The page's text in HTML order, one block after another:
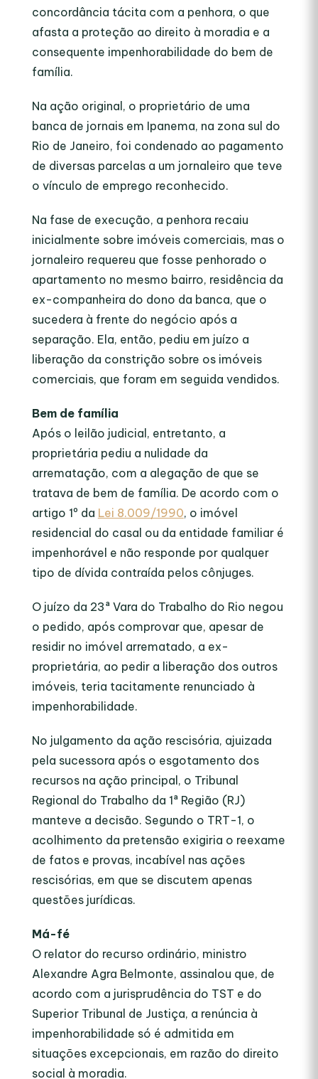
concordância tácita com a penhora, o que
afasta a proteção ao direito à moradia e a
consequente impenhorabilidade do bem de
família.
Na ação original, o proprietário de uma
banca de jornais em Ipanema, na zona sul do
Rio de Janeiro, foi condenado ao pagamento
de diversas parcelas a um jornaleiro que teve
o vínculo de emprego reconhecido.
Na fase de execução, a penhora recaiu
inicialmente sobre imóveis comerciais, mas o
jornaleiro requereu que fosse penhorado o
apartamento no mesmo bairro, residência da
ex-companheira do dono da banca, que o
sucedera à frente do negócio após a
separação. Ela, então, pediu em juízo a
liberação da constrição sobre os imóveis
comerciais, que foram em seguida vendidos.
Bem de família
Após o leilão judicial, entretanto, a
proprietária pediu a nulidade da
arrematação, com a alegação de que se
tratava de bem de família. De acordo com o
artigo 1º da Lei 8.009/1990, o imóvel
residencial do casal ou da entidade familiar é
impenhorável e não responde por qualquer
tipo de dívida contraída pelos cônjuges.
O juízo da 23ª Vara do Trabalho do Rio negou
o pedido, após comprovar que, apesar de
residir no imóvel arrematado, a ex-
proprietária, ao pedir a liberação dos outros
imóveis, teria tacitamente renunciado à
impenhorabilidade.
No julgamento da ação rescisória, ajuizada
pela sucessora após o esgotamento dos
recursos na ação principal, o Tribunal
Regional do Trabalho da 1ª Região (RJ)
manteve a decisão. Segundo o TRT-1, o
acolhimento da pretensão exigiria o reexame
de fatos e provas, incabível nas ações
rescisórias, em que se discutem apenas
questões jurídicas.
Má-fé
O relator do recurso ordinário, ministro
Alexandre Agra Belmonte, assinalou que, de
acordo com a jurisprudência do TST e do
Superior Tribunal de Justiça, a renúncia à
impenhorabilidade só é admitida em
situações excepcionais, em razão do direito
social à moradia.